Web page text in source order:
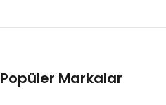
Popüler Markalar